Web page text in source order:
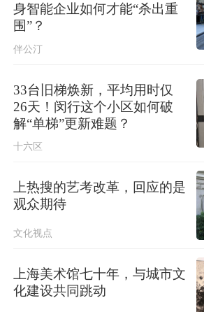
今日15时45分起上海
复运行，地面高架区
身智能企业如何才能“杀出重
围”？
伴公汀
33台旧梯焕新，平均用时仅
26天！闵行这个小区如何破
解“单梯”更新难题？
十六区
上热搜的艺考改革，回应的是
观众期待
文化视点
上海美术馆七十年，与城市文
化建设共同跳动